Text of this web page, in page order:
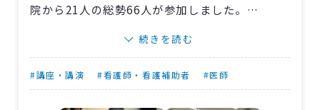
院から21人の総勢66人が参加しました。
当日は、和歌山市消防局から「現場で疑えな
内科・川口雅功部長が「横紋筋融解症」、血管
外科・松田真以子医師が「急性動脈閉塞症につ
続きを読む
#講座・講演 #看護師・看護補助者 #医師